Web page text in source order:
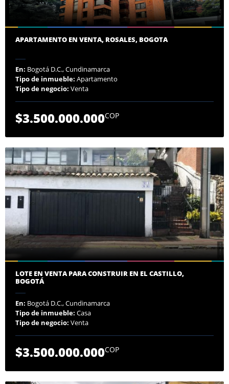
APARTAMENTO EN VENTA, ROSALES, BOGOTA
En: Bogotá D.C., Cundinamarca
Tipo de inmueble: Apartamento
Tipo de negocio: Venta
$3.500.000.000COP
LOTE EN VENTA PARA CONSTRUIR EN EL CASTILLO,
BOGOTÁ
En: Bogotá D.C., Cundinamarca
Tipo de inmueble: Casa
Tipo de negocio: Venta
$3.500.000.000COP